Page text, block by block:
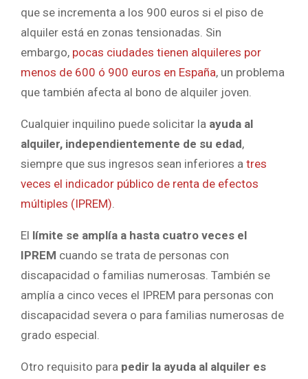
que se incrementa a los 900 euros si el piso de
alquiler está en zonas tensionadas. Sin
embargo, pocas ciudades tienen alquileres por
menos de 600 ó 900 euros en España, un problema
que también afecta al bono de alquiler joven.
Cualquier inquilino puede solicitar la ayuda al
alquiler, independientemente de su edad,
siempre que sus ingresos sean inferiores a tres
veces el indicador público de renta de efectos
múltiples (IPREM).
El límite se amplía a hasta cuatro veces el
IPREM cuando se trata de personas con
discapacidad o familias numerosas. También se
amplía a cinco veces el IPREM para personas con
discapacidad severa o para familias numerosas de
grado especial.
Otro requisito para pedir la ayuda al alquiler es